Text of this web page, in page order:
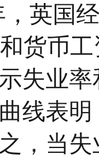
英国
货币
失业
线表
，当